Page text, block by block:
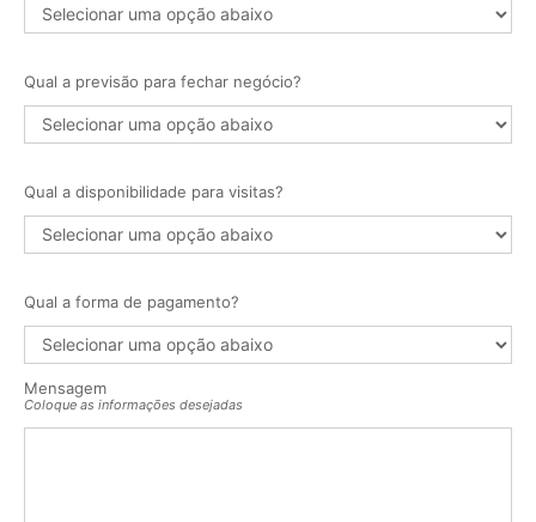
Qual a previsão para fechar negócio?
Qual a disponibilidade para visitas?
Qual a forma de pagamento?
Mensagem
Coloque as informações desejadas